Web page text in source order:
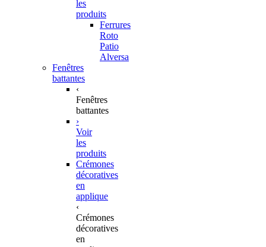
les
produits
Ferrures
Roto
Patio
Alversa
Fenêtres
battantes
‹
Fenêtres
battantes
›
Voir
les
produits
Crémones
décoratives
en
applique
‹
Crémones
décoratives
en